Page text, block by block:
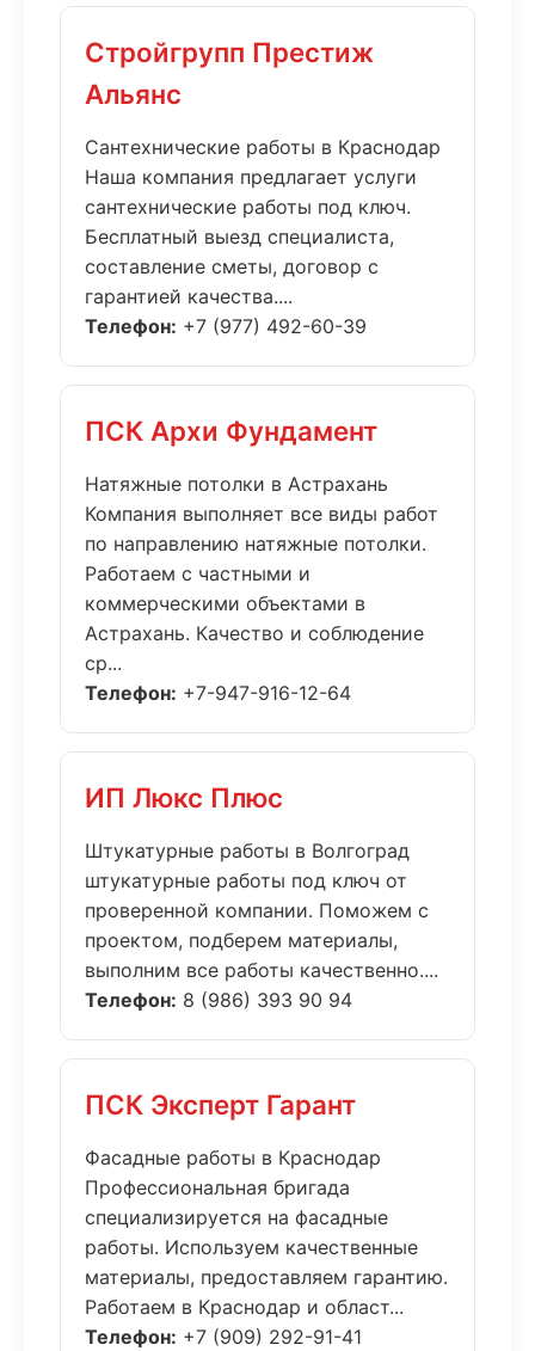
Стройгрупп Престиж
Альянс
Сантехнические работы в Краснодар
Наша компания предлагает услуги
сантехнические работы под ключ.
Бесплатный выезд специалиста,
составление сметы, договор с
гарантией качества....
Телефон: +7 (977) 492-60-39
ПСК Архи Фундамент
Натяжные потолки в Астрахань
Компания выполняет все виды работ
по направлению натяжные потолки.
Работаем с частными и
коммерческими объектами в
Астрахань. Качество и соблюдение
ср...
Телефон: +7-947-916-12-64
ИП Люкс Плюс
Штукатурные работы в Волгоград
штукатурные работы под ключ от
проверенной компании. Поможем с
проектом, подберем материалы,
выполним все работы качественно....
Телефон: 8 (986) 393 90 94
ПСК Эксперт Гарант
Фасадные работы в Краснодар
Профессиональная бригада
специализируется на фасадные
работы. Используем качественные
материалы, предоставляем гарантию.
Работаем в Краснодар и област...
Телефон: +7 (909) 292-91-41